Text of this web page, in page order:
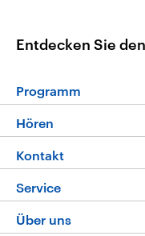
Entdecken Sie
Programm
Programm
Die
Neue Beiträge
Hören
Livestream
Podcasts
Kontakt
Hörerservice
Service
FAQ
Über uns